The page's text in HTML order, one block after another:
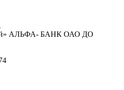
АЛЬФА- БАНК ОАО ДО